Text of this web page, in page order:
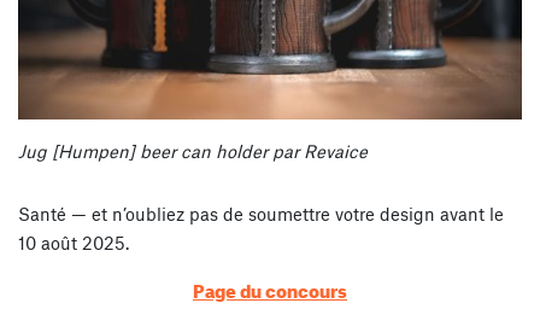
Jug [Humpen] beer can holder par Revaice
Santé — et n’oubliez pas de soumettre votre design avant le
10 août 2025.
Page du concours